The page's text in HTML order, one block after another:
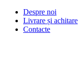
Despre noi
Livrare și achitare
Contacte